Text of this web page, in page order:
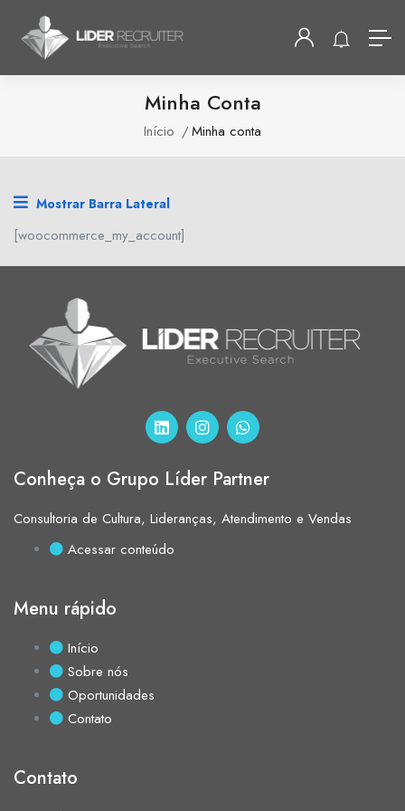
Minha Conta
Início Minha conta
Mostrar Barra Lateral
[woocommerce_my_account]
Conheça o Grupo Líder Partner
Consultoria de Cultura, Lideranças, Atendimento e Vendas
Acessar conteúdo
Menu rápido
Início
Sobre nós
Oportunidades
Contato
Contato